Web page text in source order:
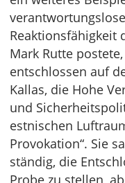
Reaktionsfähigkeit
Mark Rutte
entschlossen auf
Kallas, die Hohe
und
estnischen
Provokation“. Sie
ständig, die
Probe zu stellen,